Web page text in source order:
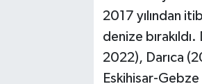
2017 yılından
denize
2022), Darıca
Eskihisar-